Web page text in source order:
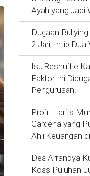
Ayah yang Jadi
Dugaan
2 Jari, Intip Dua
Isu Reshuffle
Faktor Ini
Pengurusan!
Profil Harits
Gardena yang
Ahli Keuangan
Dea Arranoya
Koas Puluhan